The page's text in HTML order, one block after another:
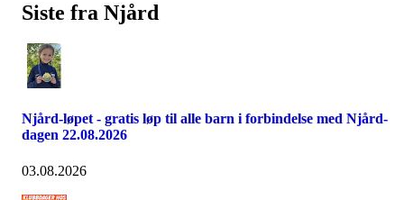
Siste fra Njård
Njård-løpet - gratis løp til alle barn i forbindelse med Njård-
dagen 22.08.2026
03.08.2026